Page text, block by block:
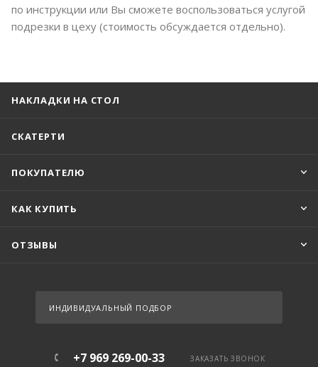
по инструкции или Вы сможете воспользоваться услугой
подрезки в цеху (стоимость обсуждается отдельно).
НАКЛАДКИ НА СТОЛ
СКАТЕРТИ
ПОКУПАТЕЛЮ
КАК КУПИТЬ
ОТЗЫВЫ
ИНДИВИДУАЛЬНЫЙ ПОДБОР
+7 969 269-00-33 ЗАКАЗАТЬ ЗВОНОК